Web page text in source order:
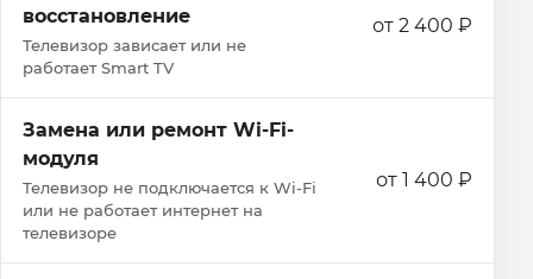
восстановление
Телевизор зависает или не
работает Smart TV
от 2 400 ₽
Замена или ремонт Wi‑Fi-
модуля
Телевизор не подключается к Wi‑Fi
или не работает интернет на
телевизоре
от 1 400 ₽